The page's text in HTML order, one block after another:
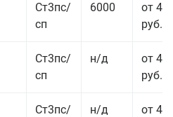
Ст3пс/
сп
6000
от 46
руб.
Ст3пс/
сп
н/д
от 44
руб.
Ст3пс/
н/д
от 49